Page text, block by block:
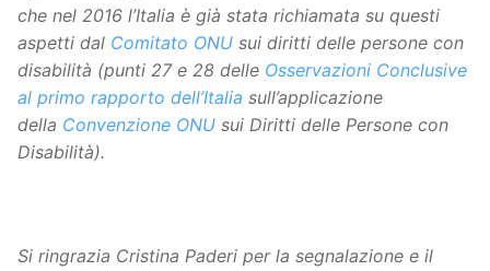
che nel 2016 l’Italia è già stata richiamata su questi
aspetti dal Comitato ONU sui diritti delle persone con
disabilità (punti 27 e 28 delle Osservazioni Conclusive
al primo rapporto dell’Italia sull’applicazione
della Convenzione ONU sui Diritti delle Persone con
Disabilità).
Si ringrazia Cristina Paderi per la segnalazione e il